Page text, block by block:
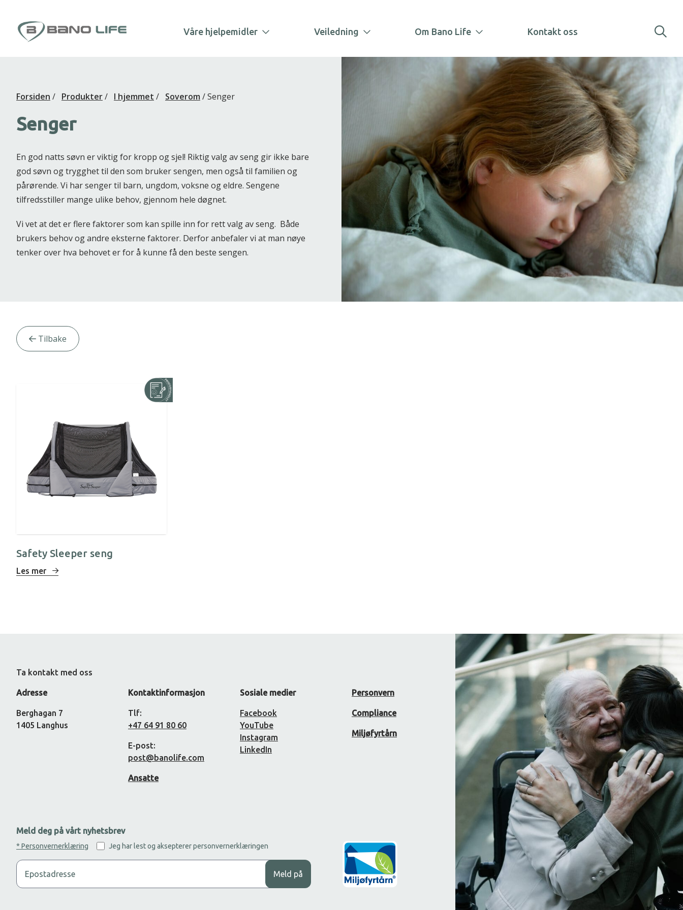
Våre hjelpemidler Veiledning Om Bano Life Kontakt oss
Forsiden / Produkter/ I hjemmet / Soverom /Senger
Senger
En god natts søvn er viktig for kropp og sjel! Riktig valg av seng gir ikke bare
god søvn og trygghet til den som bruker sengen, men også til familien og
pårørende. Vi har senger til barn, ungdom, voksne og eldre. Sengene
tilfredsstiller mange ulike behov, gjennom hele døgnet.
Vi vet at det er flere faktorer som kan spille inn for rett valg av seng. Både
brukers behov og andre eksterne faktorer. Derfor anbefaler vi at man nøye
tenker over hva behovet er for å kunne få den beste sengen.
Artikler
Tilbake
Safety Sleeper seng
Les mer
Ta kontakt med oss
Adresse
Berghagan 7
1405 Langhus
Kontaktinformasjon
Tlf:
+47 64 91 80 60
E-post:
post@banolife.com
Ansatte
Sosiale medier
Facebook
YouTube
Instagram
LinkedIn
Personvern
Compliance
Miljøfyrtårn
Meld deg på vårt nyhetsbrev
* Personvernerklæring Jeg har lest og aksepterer personvernerklæringen
Legg til din epost adresse for å motta nyhetsbrev.
Meld på